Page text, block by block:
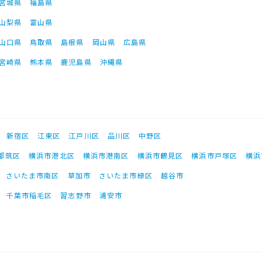
城県
福島県
梨県
富山県
口県
鳥取県 島根県 岡山県
広島県
崎県
熊本県 鹿児島県 沖縄県
新宿区 江東区 江戸川区 品川区
中野区
筑区
横浜市港北区 横浜市港南区 横浜市鶴見区 横浜市戸塚区
横
さいたま市南区
草加市 さいたま市緑区
越谷市
千葉市稲毛区
習志野市 浦安市